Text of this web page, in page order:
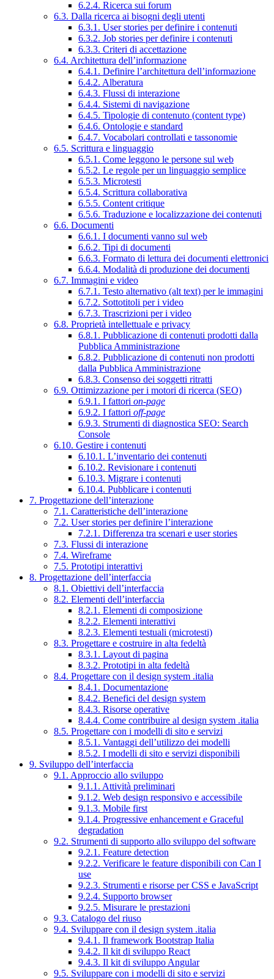
6.2.4. Ricerca sui forum
6.3. Dalla ricerca ai bisogni degli utenti
6.3.1. User stories per definire i contenuti
6.3.2. Job stories per definire i contenuti
6.3.3. Criteri di accettazione
6.4. Architettura dell’informazione
6.4.1. Definire l’architettura dell’informazione
6.4.2. Alberatura
6.4.3. Flussi di interazione
6.4.4. Sistemi di navigazione
6.4.5. Tipologie di contenuto (content type)
6.4.6. Ontologie e standard
6.4.7. Vocabolari controllati e tassonomie
6.5. Scrittura e linguaggio
6.5.1. Come leggono le persone sul web
6.5.2. Le regole per un linguaggio semplice
6.5.3. Microtesti
6.5.4. Scrittura collaborativa
6.5.5. Content critique
6.5.6. Traduzione e localizzazione dei contenuti
6.6. Documenti
6.6.1. I documenti vanno sul web
6.6.2. Tipi di documenti
6.6.3. Formato di lettura dei documenti elettronici
6.6.4. Modalità di produzione dei documenti
6.7. Immagini e video
6.7.1. Testo alternativo (alt text) per le immagini
6.7.2. Sottotitoli per i video
6.7.3. Trascrizioni per i video
6.8. Proprietà intellettuale e privacy
6.8.1. Pubblicazione di contenuti prodotti dalla
Pubblica Amministrazione
6.8.2. Pubblicazione di contenuti non prodotti
dalla Pubblica Amministrazione
6.8.3. Consenso dei soggetti ritratti
6.9. Ottimizzazione per i motori di ricerca (SEO)
6.9.1. I fattori on-page
6.9.2. I fattori off-page
6.9.3. Strumenti di diagnostica SEO: Search
Console
6.10. Gestire i contenuti
6.10.1. L’inventario dei contenuti
6.10.2. Revisionare i contenuti
6.10.3. Migrare i contenuti
6.10.4. Pubblicare i contenuti
7. Progettazione dell’interazione
7.1. Caratteristiche dell’interazione
7.2. User stories per definire l’interazione
7.2.1. Differenza tra scenari e user stories
7.3. Flussi di interazione
7.4. Wireframe
7.5. Prototipi interattivi
8. Progettazione dell’interfaccia
8.1. Obiettivi dell’interfaccia
8.2. Elementi dell’interfaccia
8.2.1. Elementi di composizione
8.2.2. Elementi interattivi
8.2.3. Elementi testuali (microtesti)
8.3. Progettare e costruire in alta fedeltà
8.3.1. Layout di pagina
8.3.2. Prototipi in alta fedeltà
8.4. Progettare con il design system .italia
8.4.1. Documentazione
8.4.2. Benefici del design system
8.4.3. Risorse operative
8.4.4. Come contribuire al design system .italia
8.5. Progettare con i modelli di sito e servizi
8.5.1. Vantaggi dell’utilizzo dei modelli
8.5.2. I modelli di sito e servizi disponibili
9. Sviluppo dell’interfaccia
9.1. Approccio allo sviluppo
9.1.1. Attività preliminari
9.1.2. Web design responsivo e accessibile
9.1.3. Mobile first
9.1.4. Progressive enhancement e Graceful
degradation
9.2. Strumenti di supporto allo sviluppo del software
9.2.1. Feature detection
9.2.2. Verificare le feature disponibili con Can I
use
9.2.3. Strumenti e risorse per CSS e JavaScript
9.2.4. Supporto browser
9.2.5. Misurare le prestazioni
9.3. Catalogo del riuso
9.4. Sviluppare con il design system .italia
9.4.1. Il framework Bootstrap Italia
9.4.2. Il kit di sviluppo React
9.4.3. Il kit di sviluppo Angular
9.5. Sviluppare con i modelli di sito e servizi